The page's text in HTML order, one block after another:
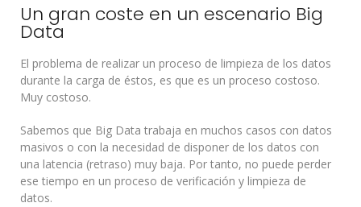
Un gran coste en un escenario Big
Data
El problema de realizar un proceso de limpieza de los datos
durante la carga de éstos, es que es un proceso costoso.
Muy costoso.
Sabemos que Big Data trabaja en muchos casos con datos
masivos o con la necesidad de disponer de los datos con
una latencia (retraso) muy baja. Por tanto, no puede perder
ese tiempo en un proceso de verificación y limpieza de
datos.